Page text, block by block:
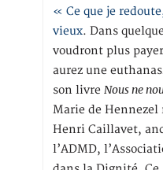
« Ce que je
vieux. Dans
voudront plus
aurez une
son livre Nous ne
Marie de Hennezel
Henri Caillavet,
l’ADMD,